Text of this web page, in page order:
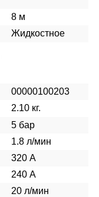
8 м
Жидкостное
00000100203
2.10 кг.
5 бар
1.8 л/мин
320 А
240 А
20 л/мин